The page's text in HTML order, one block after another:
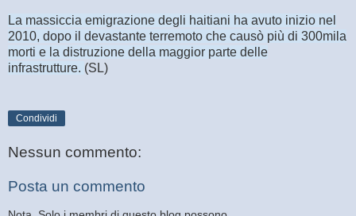
La massiccia emigrazione degli haitiani ha avuto inizio nel
2010, dopo il devastante terremoto che causò più di 300mila
morti e la distruzione della maggior parte delle
infrastrutture. (SL)
Condividi
Nessun commento:
Posta un commento